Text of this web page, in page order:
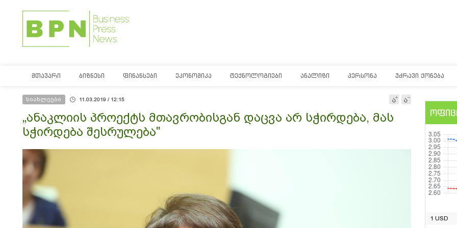
ᲛᲗᲐᲕᲐᲠᲘ ᲑᲘᲖᲜᲔᲡᲘ ᲤᲘᲜᲐᲜᲡᲔᲑᲘ ᲔᲙᲝᲜᲝᲛᲘᲙᲐ ᲢᲔᲥᲜᲝᲚᲝᲒᲘᲔᲑᲘ ᲐᲜᲐᲚᲘᲖᲘ ᲞᲔᲠᲡᲝᲜᲐ ᲣᲫᲠᲐᲕᲘ ᲥᲝᲜᲔᲑᲐ
სიახლეები 11.03.2019 / 12:15
„ანაკლიის პროექტს მთავრობისგან დაცვა არ სჭირდება, მას
სჭირდება შესრულება"
1 USD